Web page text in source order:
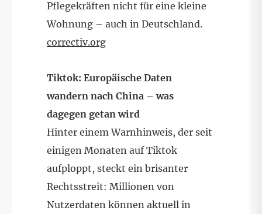
Pflegekräften nicht für eine kleine
Wohnung – auch in Deutschland.
correctiv.org
Tiktok: Europäische Daten
wandern nach China – was
dagegen getan wird
Hinter einem Warnhinweis, der seit
einigen Monaten auf Tiktok
aufploppt, steckt ein brisanter
Rechtsstreit: Millionen von
Nutzerdaten können aktuell in